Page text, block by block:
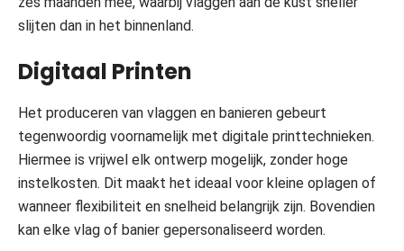
slijten dan in het binnenland.
Digitaal Printen
Het produceren van vlaggen en banieren gebeurt
tegenwoordig voornamelijk met digitale printtechnieken.
Hiermee is vrijwel elk ontwerp mogelijk, zonder hoge
instelkosten. Dit maakt het ideaal voor kleine oplagen of
wanneer flexibiliteit en snelheid belangrijk zijn. Bovendien
kan elke vlag of banier gepersonaliseerd worden.